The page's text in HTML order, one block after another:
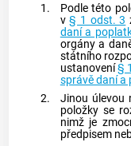
1.
Podle této
v§ 1 odst. 3
daní a
orgány a
státního
ustanovení§
správě daní a
2.
Jinou úlevou
položky se
nimž je
předpisem